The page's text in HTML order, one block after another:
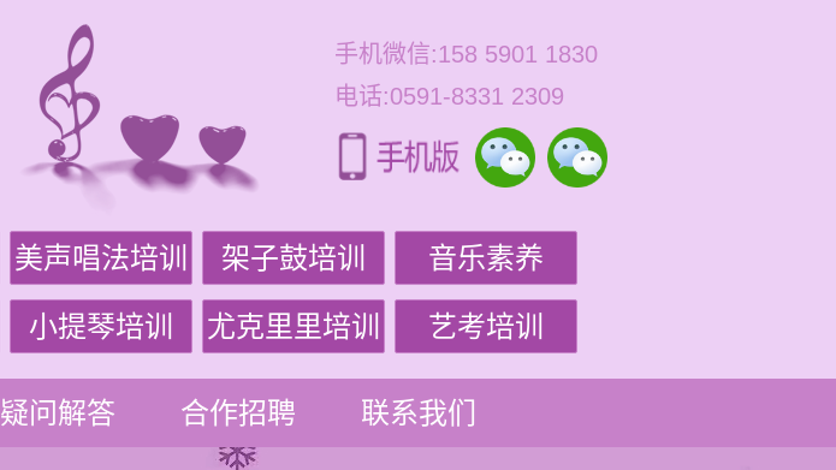
手机微信:158 5901 1830
电话:0591-8331 2309
美声唱法培训 架子鼓培训 音乐素养
小提琴培训 尤克里里培训 艺考培训
疑问解答 合作招聘 联系我们